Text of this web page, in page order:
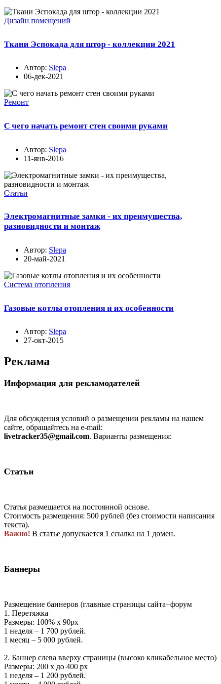
Дизайн помещений
Ткани Эспокада для штор - коллекции 2021
Автор: Slepa
06-дек-2021
Ремонт
С чего начать ремонт стен своими руками
Автор: Slepa
11-янв-2016
Статьи
Электромагнитные замки - их преимущества,
разновидности и монтаж
Автор: Slepa
20-май-2021
Система отопления
Газовые котлы отопления и их особенности
Автор: Slepa
27-окт-2015
Реклама
Информация для рекламодателей
Для обсуждения условий о размещении рекламы на нашем
сайте, обращайтесь на e-mail:
livetracker35@gmail.com. Варианты размещения:
Статьи
Статья размещается на постоянной основе.
Стоимость размещения: 500 рублей (без стоимости написания
текста).
Важно! В статье допускается 1 ссылка на 1 домен.
Баннеры
Размещение баннеров (главные страницы сайта+форум
1. Перетяжка
Размеры: 100% х 90px
1 неделя – 1 700 рублей.
1 месяц – 5 000 рублей.
2. Баннер слева вверху страницы (высоко кликабельное место)
Размеры: 200 х до 400 px
1 неделя – 1 200 рублей.